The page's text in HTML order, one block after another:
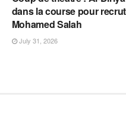
dans la course pour
Mohamed Salah
July 31, 2026